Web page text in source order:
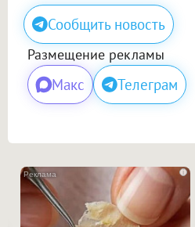
Сообщить новость
Размещение рекламы
Макс Телеграм
i